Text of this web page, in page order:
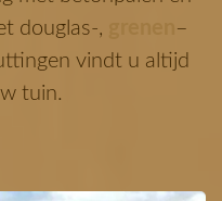
douglas-,
–
vindt u altijd
tuin.